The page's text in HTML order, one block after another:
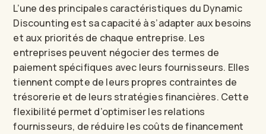
L’une des principales caractéristiques du Dynamic
Discounting est sa capacité à s’adapter aux besoins
et aux priorités de chaque entreprise. Les
entreprises peuvent négocier des termes de
paiement spécifiques avec leurs fournisseurs. Elles
tiennent compte de leurs propres contraintes de
trésorerie et de leurs stratégies financières. Cette
flexibilité permet d’optimiser les relations
fournisseurs, de réduire les coûts de financement